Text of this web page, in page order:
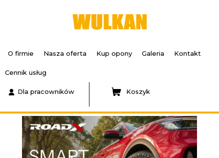
O firmie Nasza oferta Kup opony Galeria Kontakt
Cennik usług
Dla pracowników Koszyk